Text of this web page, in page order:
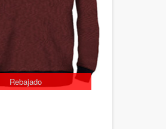
Rebajado